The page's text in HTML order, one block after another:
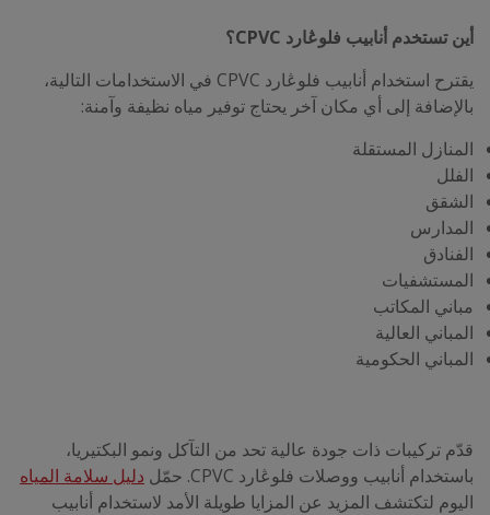
أين تستخدم أنابيب فلوڠارد CPVC؟
يقترح استخدام أنابيب فلوڠارد CPVC في الاستخدامات التالية،
بالإضافة إلى أي مكان آخر يحتاج توفير مياه نظيفة وآمنة:
المنازل المستقلة
الفلل
الشقق
المدارس
الفنادق
المستشفيات
مباني المكاتب
المباني العالية
المباني الحكومية
قدّم تركيبات ذات جودة عالية تحد من التآكل ونمو البكتيريا،
باستخدام أنابيب ووصلات فلوڠارد CPVC. حمّل
دليل سلامة المياه
اليوم لتكتشف المزيد عن المزايا طويلة الأمد لاستخدام أنابيب